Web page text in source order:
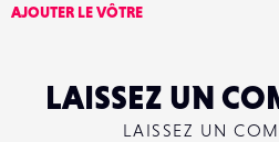
AJOUTER LE VÔTRE
LAISSEZ UN
LAISSEZ UN